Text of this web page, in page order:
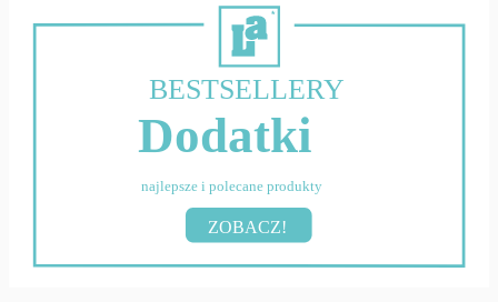
BESTSELLERY
Dodatki
najlepsze i polecane produkty
ZOBACZ!